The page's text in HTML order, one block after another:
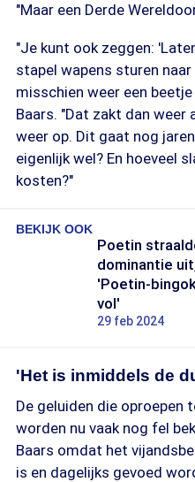
"Maar een Derde
"Je kunt ook zeggen:
stapel wapens sturen
misschien weer een
Baars. "Dat zakt dan weer
weer op. Dit gaat nog
eigenlijk wel? En hoeveel
kosten?"
BEKIJK OOK
Poetin
dominantie
'Poetin-
vol'
29 feb 2024
'Het is inmiddels de
De geluiden die oproepen
worden nu vaak nog fel
Baars omdat het
is en dagelijks gevoed